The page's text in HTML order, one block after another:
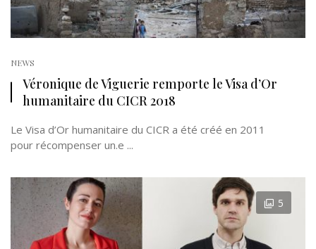
NEWS
Véronique de Viguerie remporte le Visa d’Or
humanitaire du CICR 2018
Le Visa d’Or humanitaire du CICR a été créé en 2011
pour récompenser un.e ...
5